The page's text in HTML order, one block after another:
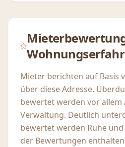
Mieter berichten auf Basis
über diese Adresse.
bewertet werden vor allem
Verwaltung. Deutlich
bewertet werden Ruhe
der Bewertungen